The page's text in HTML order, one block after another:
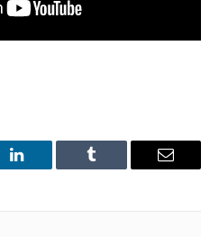
LinkedIn Tumblr Email